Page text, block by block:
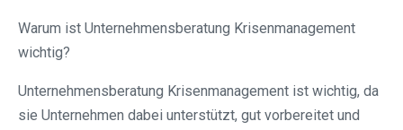
Warum ist Unternehmensberatung Krisenmanagement
wichtig?
Unternehmensberatung Krisenmanagement ist wichtig, da
sie Unternehmen dabei unterstützt, gut vorbereitet und